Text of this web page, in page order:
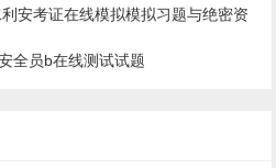
安考证在线模拟模拟习题与绝密资
全员b在线测试试题